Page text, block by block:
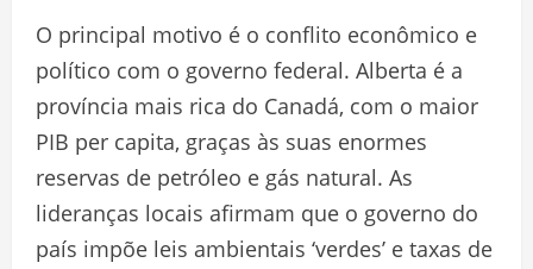
O principal motivo é o conflito econômico e
político com o governo federal. Alberta é a
província mais rica do Canadá, com o maior
PIB per capita, graças às suas enormes
reservas de petróleo e gás natural. As
lideranças locais afirmam que o governo do
país impõe leis ambientais ‘verdes’ e taxas de